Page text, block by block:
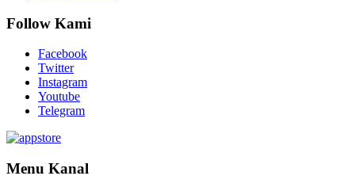
Follow Kami
Facebook
Twitter
Instagram
Youtube
Telegram
Menu Kanal